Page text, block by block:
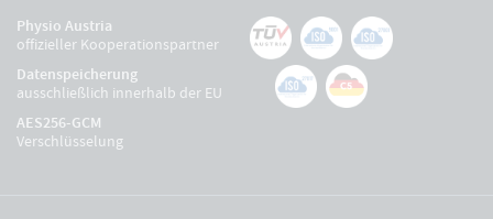
Physio Austria
offizieller Kooperationspartner
Datenspeicherung
ausschließlich innerhalb der EU
AES256-GCM
Verschlüsselung